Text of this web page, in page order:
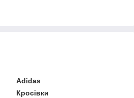
Adidas
Кросівки